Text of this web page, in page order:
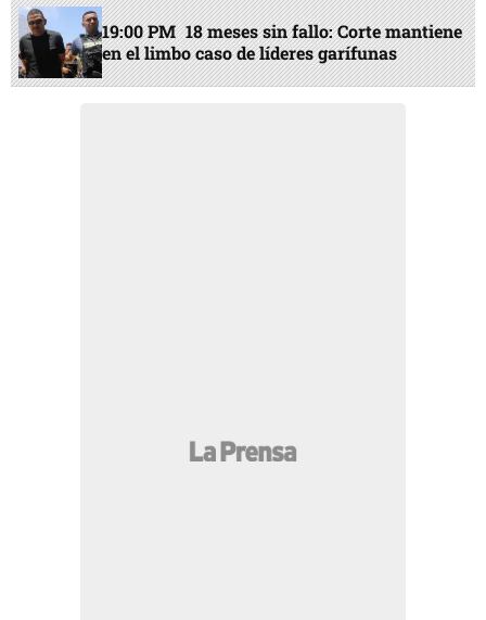
19:00 PM 18 meses sin fallo: Corte mantiene
en el limbo caso de líderes garífunas